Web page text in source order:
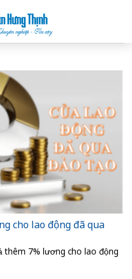
cho lao động đã qua
thêm 7% lương cho lao động